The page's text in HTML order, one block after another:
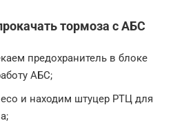
тормоза с АБС
предохранитель в блоке
АБС;
и находим штуцер РТЦ для